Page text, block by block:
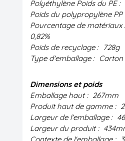
Polyéthylène Poids du PE :
Poids du polypropylène PP
Pourcentage de matériaux
0,82%
Poids de recyclage : 728g
Type d'emballage : Carton
Dimensions et poids
Emballage haut : 267mm
Produit haut de gamme :
Largeur de l'emballage :
Largeur du produit :